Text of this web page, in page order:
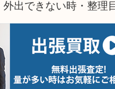
出できない時・整理